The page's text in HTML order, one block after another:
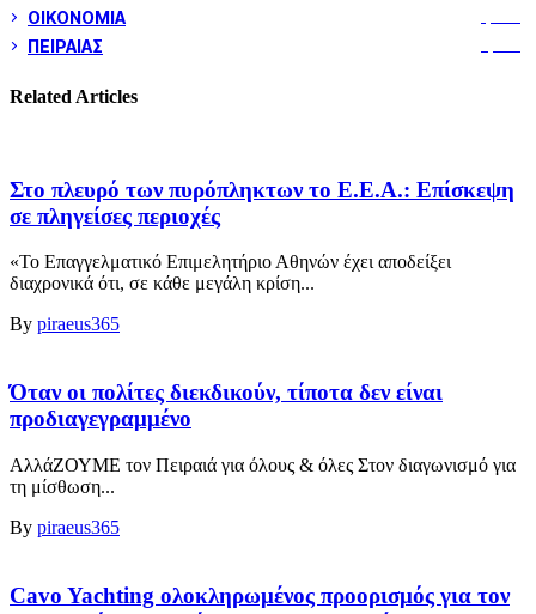
ΟΙΚΟΝΟΜΙΑ
ΠΕΙΡΑΙΑΣ
Related Articles
Στο πλευρό των πυρόπληκτων το Ε.Ε.Α.: Επίσκεψη
σε πληγείσες περιοχές
«Το Επαγγελματικό Επιμελητήριο Αθηνών έχει αποδείξει
διαχρονικά ότι, σε κάθε μεγάλη κρίση...
By piraeus365
Όταν οι πολίτες διεκδικούν, τίποτα δεν είναι
προδιαγεγραμμένο
ΑλλάΖΟΥΜΕ τον Πειραιά για όλους & όλες Στον διαγωνισμό για
τη μίσθωση...
By piraeus365
Cavo Yachting ολοκληρωμένος προορισμός για τον